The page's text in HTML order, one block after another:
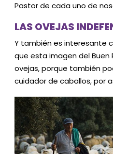
Pastor de cada uno de
LAS OVEJAS
Y también es interesante
que esta imagen del Buen
ovejas, porque también
cuidador de caballos, por